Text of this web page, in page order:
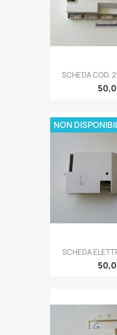
SCHEDA COD.
SCHEDA
NON